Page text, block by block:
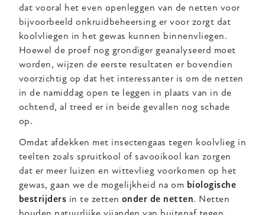
dat vooral het even openleggen van de netten voor
bijvoorbeeld onkruidbeheersing er voor zorgt dat
koolvliegen in het gewas kunnen binnenvliegen.
Hoewel de proef nog grondiger geanalyseerd moet
worden, wijzen de eerste resultaten er bovendien
voorzichtig op dat het interessanter is om de netten
in de namiddag open te leggen in plaats van in de
ochtend, al treed er in beide gevallen nog schade
op.
Omdat afdekken met insectengaas tegen koolvlieg in
teelten zoals spruitkool of savooikool kan zorgen
dat er meer luizen en wittevlieg voorkomen op het
gewas, gaan we de mogelijkheid na om biologische
bestrijders in te zettenonder de netten. Netten